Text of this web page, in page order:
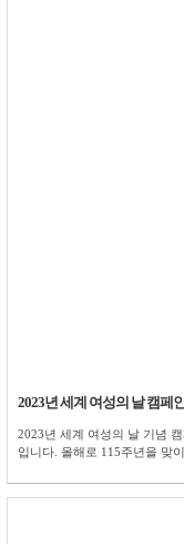
2023년 세계 여성의 날 캠페
2023년 세계 여성의 날 기념
입니다. 올해로 115주년을 맞